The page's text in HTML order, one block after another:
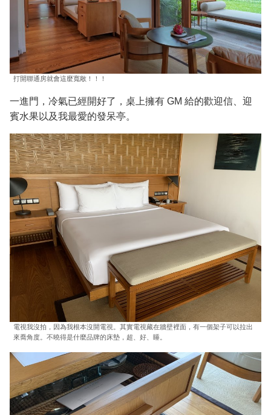
打開聯通房就會這麼寬敞！！！
一進門，冷氣已經開好了，桌上擁有 GM 給的歡迎信、迎
賓水果以及我最愛的發呆亭。
電視我沒拍，因為我根本沒開電視。其實電視藏在牆壁裡面，有一個架子可以拉出
來喬角度。不曉得是什麼品牌的床墊，超、好、睡。